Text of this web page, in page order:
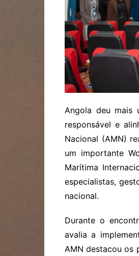
Angola deu mais
responsável e
Nacional (AMN)
um importante
Marítima
especialistas,
nacional.
Durante o
avalia a
AMN destacou os